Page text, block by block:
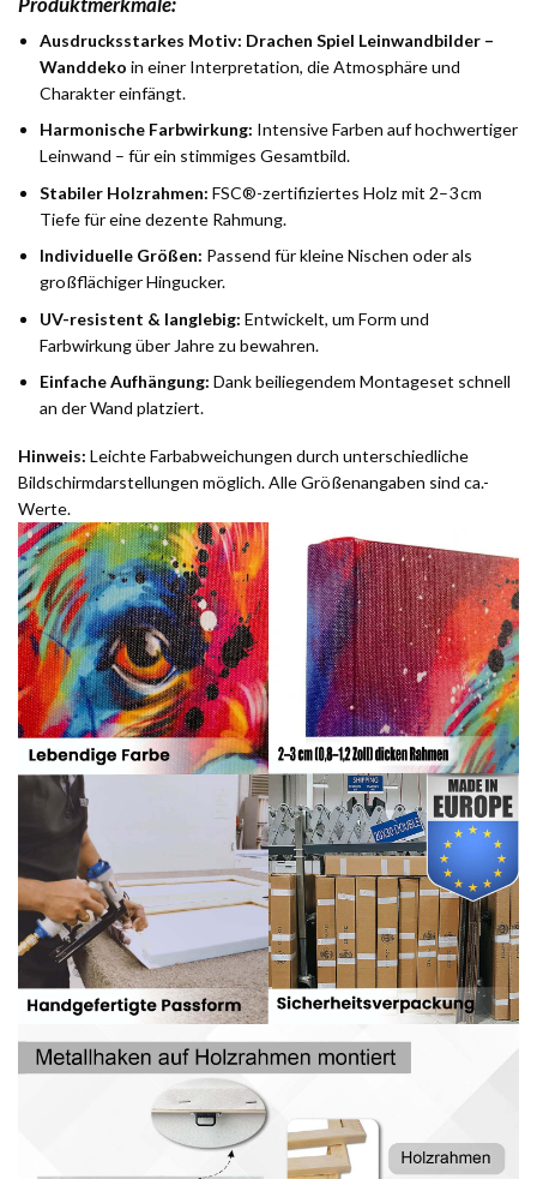
Ausdrucksstarkes Motiv: Drachen Spiel Leinwandbilder –
Wanddeko in einer Interpretation, die Atmosphäre und
Charakter einfängt.
Harmonische Farbwirkung: Intensive Farben auf hochwertiger
Leinwand – für ein stimmiges Gesamtbild.
Stabiler Holzrahmen: FSC®-zertifiziertes Holz mit 2–3 cm
Tiefe für eine dezente Rahmung.
Individuelle Größen: Passend für kleine Nischen oder als
großflächiger Hingucker.
UV-resistent & langlebig: Entwickelt, um Form und
Farbwirkung über Jahre zu bewahren.
Einfache Aufhängung: Dank beiliegendem Montageset schnell
an der Wand platziert.
Hinweis: Leichte Farbabweichungen durch unterschiedliche
Bildschirmdarstellungen möglich. Alle Größenangaben sind ca.-
Werte.